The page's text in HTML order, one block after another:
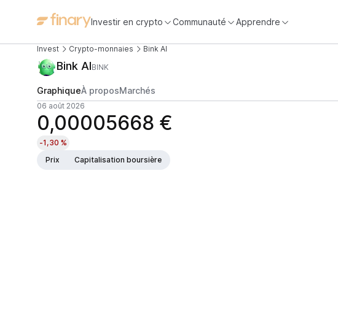
Investir en crypto Communauté Apprendre
Invest Crypto-monnaies Bink AI
Bink AIBINK
GraphiqueÀ proposMarchés
06 août 2026
0,00005668 €
-1,30 %
Prix
Capitalisation boursière